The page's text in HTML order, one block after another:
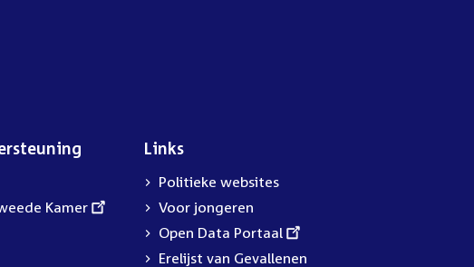
Kamer
Links
Politieke websites
Voor jongeren
External
link:
Open Data Portaal
Erelijst van Gevallenen